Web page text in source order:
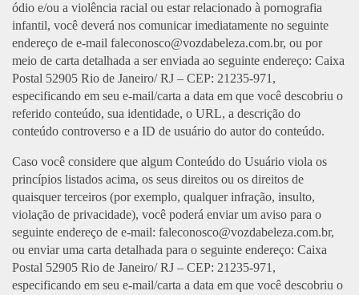
ódio e/ou a violência racial ou estar relacionado à pornografia
infantil, você deverá nos comunicar imediatamente no seguinte
endereço de e-mail faleconosco@vozdabeleza.com.br, ou por
meio de carta detalhada a ser enviada ao seguinte endereço: Caixa
Postal 52905 Rio de Janeiro/ RJ – CEP: 21235-971,
especificando em seu e-mail/carta a data em que você descobriu o
referido conteúdo, sua identidade, o URL, a descrição do
conteúdo controverso e a ID de usuário do autor do conteúdo.
Caso você considere que algum Conteúdo do Usuário viola os
princípios listados acima, os seus direitos ou os direitos de
quaisquer terceiros (por exemplo, qualquer infração, insulto,
violação de privacidade), você poderá enviar um aviso para o
seguinte endereço de e-mail: faleconosco@vozdabeleza.com.br,
ou enviar uma carta detalhada para o seguinte endereço: Caixa
Postal 52905 Rio de Janeiro/ RJ – CEP: 21235-971,
especificando em seu e-mail/carta a data em que você descobriu o